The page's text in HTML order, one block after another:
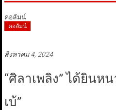
คอลัมน์
คอลัมน์
สิงหาคม 4, 2024
“ศิลาเพลิง” ได้ยินห
เบ้”